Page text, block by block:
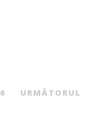
6 URMĂTORUL